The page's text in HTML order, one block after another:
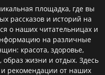
площадка, где вы
рассказов и историй на
о наших читательницах и
на различные
красота, здоровье,
образ жизни и отдых. Здесь
рекомендации от наших